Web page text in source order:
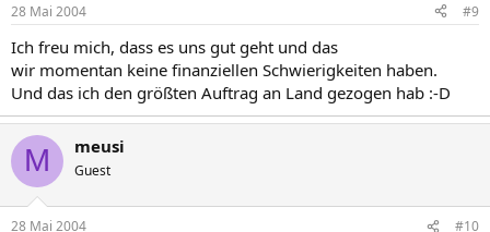
28 Mai 2004 #9
Ich freu mich, dass es uns gut geht und das
wir momentan keine finanziellen Schwierigkeiten haben.
Und das ich den größten Auftrag an Land gezogen hab :-D
M meusi
Guest
28 Mai 2004 #10